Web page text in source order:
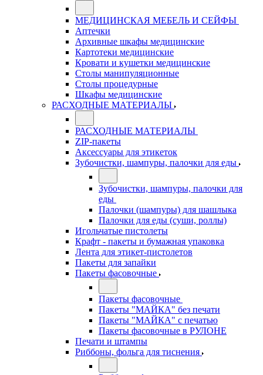
МЕДИЦИНСКАЯ МЕБЕЛЬ И СЕЙФЫ
Аптечки
Архивные шкафы медицинские
Картотеки медицинские
Кровати и кушетки медицинские
Столы манипуляционные
Столы процедурные
Шкафы медицинские
РАСХОДНЫЕ МАТЕРИАЛЫ
РАСХОДНЫЕ МАТЕРИАЛЫ
ZIP-пакеты
Аксессуары для этикеток
Зубочистки, шампуры, палочки для еды
Зубочистки, шампуры, палочки для
еды
Палочки (шампуры) для шашлыка
Палочки для еды (суши, роллы)
Игольчатые пистолеты
Крафт - пакеты и бумажная упаковка
Лента для этикет-пистолетов
Пакеты для запайки
Пакеты фасовочные
Пакеты фасовочные
Пакеты "МАЙКА" без печати
Пакеты "МАЙКА" с печатью
Пакеты фасовочные в РУЛОНЕ
Печати и штампы
Риббоны, фольга для тиснения